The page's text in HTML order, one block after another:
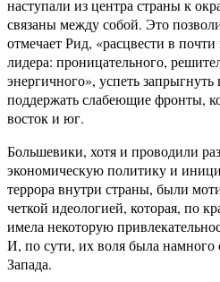
наступали из центра страны к
связаны между собой. Это
отмечает Рид, «расцвести в
лидера: проницательного,
энергичного», успеть
поддержать слабеющие фронты,
восток и юг.
Большевики, хотя и проводили
экономическую политику и
террора внутри страны, были
четкой идеологией, которая, по
имела некоторую
И, по сути, их воля была намного
Запада.